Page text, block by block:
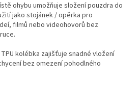
ohybu umožňuje složení pouzdra do
jako stojánek / opěrka pro
filmů nebo videohovorů bez
kolébka zajišťuje snadné vložení
bez omezení pohodlného